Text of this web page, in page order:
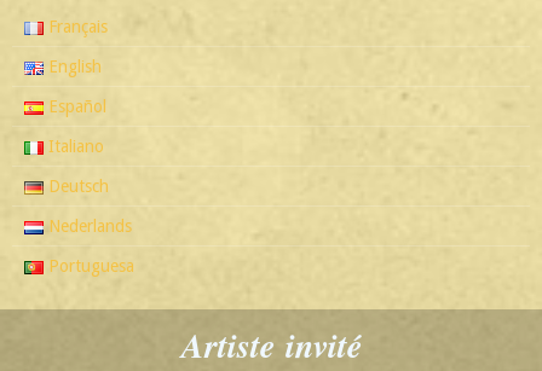
Français
English
Español
Italiano
Deutsch
Nederlands
Portuguesa
Artiste invité